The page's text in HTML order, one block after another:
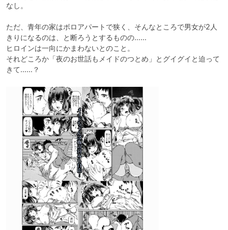
なし。
ただ、青年の家はボロアパートで狭く、そんなところで男女が2人
きりになるのは、と断ろうとするものの……
ヒロインは一向にかまわないとのこと。
それどころか「夜のお世話もメイドのつとめ」とグイグイと迫って